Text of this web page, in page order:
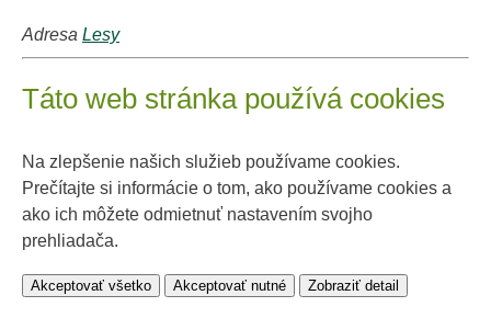
Adresa Lesy
Táto web stránka používá cookies
Na zlepšenie našich služieb používame cookies.
Prečítajte si informácie o tom, ako používame cookies a
ako ich môžete odmietnuť nastavením svojho
prehliadača.
Akceptovať všetko Akceptovať nutné Zobraziť detail